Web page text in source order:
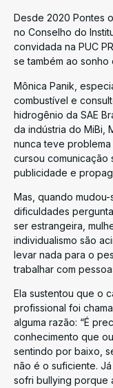
Desde 2020 Pontes
no Conselho do
convidada na PUC
se também ao sonho
Mônica Panik,
combustível e
hidrogênio da SAE
da indústria do MiBi,
nunca teve
cursou comunicação
publicidade e
Mas, quando
dificuldades
ser estrangeira,
individualismo são
levar nada para o
trabalhar com
Ela sustentou que o
profissional foi
alguma razão: “É
conhecimento que
sentindo por baixo,
não é o suficiente.
sofri bullying porque